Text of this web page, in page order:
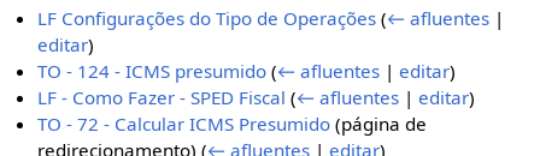
LF Configurações do Tipo de Operações (← afluentes |
editar)
TO - 124 - ICMS presumido (← afluentes |editar)
LF - Como Fazer - SPED Fiscal (← afluentes |editar)
TO - 72 - Calcular ICMS Presumido (página de
redirecionamento)(← afluentes |editar)